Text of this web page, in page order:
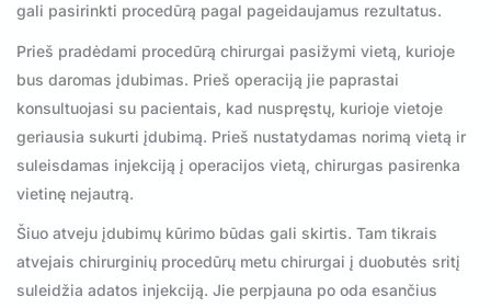
gali pasirinkti procedūrą pagal pageidaujamus rezultatus.
Prieš pradėdami procedūrą chirurgai pasižymi vietą, kurioje
bus daromas įdubimas. Prieš operaciją jie paprastai
konsultuojasi su pacientais, kad nuspręstų, kurioje vietoje
geriausia sukurti įdubimą. Prieš nustatydamas norimą vietą ir
suleisdamas injekciją į operacijos vietą, chirurgas pasirenka
vietinę nejautrą.
Šiuo atveju įdubimų kūrimo būdas gali skirtis. Tam tikrais
atvejais chirurginių procedūrų metu chirurgai į duobutės sritį
suleidžia adatos injekciją. Jie perpjauna po oda esančius